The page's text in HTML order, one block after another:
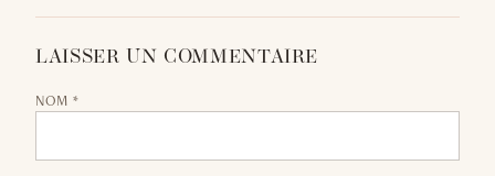
LAISSER UN COMMENTAIRE
NOM *